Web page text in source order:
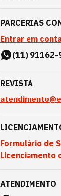
PARCERIAS
Entrar em
(11) 91162-
REVISTA
Formulário de
Licenciamento
ATENDIMENTO